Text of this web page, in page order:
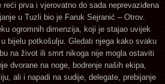
prva i vjerovatno do sada neprevaziđena
u Tuzli bio je Faruk Sejranić – Otrov.
ogromnih dimenzija, koji je stajao uvijek
bijelu potkošulju. Gledati njega kako svaku
na život ili smrt nikoga nije mogla ostaviti
dvorane na noge, bodrenje naših ekipa,
ali i napadi na sudije, delegate, prebijanje